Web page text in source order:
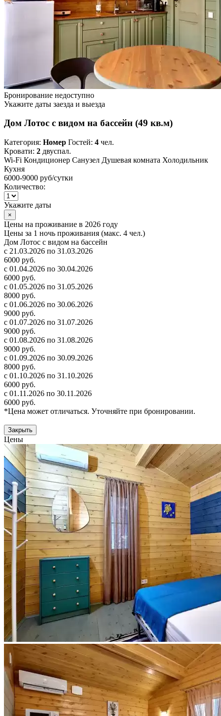
Бронирование недоступно
Укажите даты заезда и выезда
Дом Лотос с видом на бассейн (49 кв.м)
Категория: Номер Гостей: 4 чел.
Кровати: 2 двуспал.
Wi-Fi Кондиционер Санузел Душевая комната Холодильник
Кухня
6000-9000 руб/сутки
Количество:
Укажите даты
×
Цены на проживание в 2026 году
Цены за 1 ночь проживания (макс. 4 чел.)
Дом Лотос с видом на бассейн
с 21.03.2026 по 31.03.2026
6000 руб.
с 01.04.2026 по 30.04.2026
6000 руб.
с 01.05.2026 по 31.05.2026
8000 руб.
с 01.06.2026 по 30.06.2026
9000 руб.
с 01.07.2026 по 31.07.2026
9000 руб.
с 01.08.2026 по 31.08.2026
9000 руб.
с 01.09.2026 по 30.09.2026
8000 руб.
с 01.10.2026 по 31.10.2026
6000 руб.
с 01.11.2026 по 30.11.2026
6000 руб.
*Цена может отличаться. Уточняйте при бронировании.
Закрыть
Цены